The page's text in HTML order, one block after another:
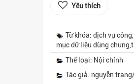
Yêu thích
Từ khóa: dịch vụ
mục dữ liệu dùng
Thể loại: Nội chính
Tác giả: nguyễn